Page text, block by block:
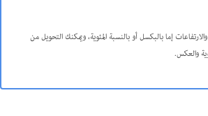
إما بالبكسل أو بالنسبة المئوية، ويمكنك التحويل من
والعكس.